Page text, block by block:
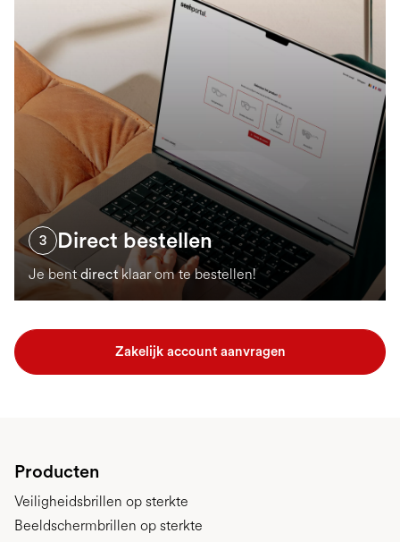
3 Direct bestellen
Je bentdirect klaar om te bestellen!
Zakelijk account aanvragen
Producten
Veiligheidsbrillen op sterkte
Beeldschermbrillen op sterkte